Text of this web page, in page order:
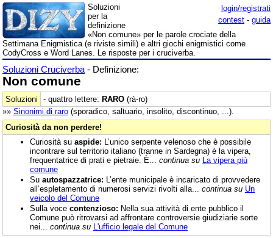
login/registrati
contest - guida
Soluzioni
per la
definizione
«Non comune» per le parole crociate della
Settimana Enigmistica (e riviste simili) e altri giochi enigmistici come
CodyCross e Word Lanes. Le risposte per i cruciverba.
Soluzioni Cruciverba - Definizione:
Non comune
Soluzioni - quattro lettere: RARO (rà-ro)
»» Sinonimi di raro (sporadico, saltuario, insolito, discontinuo, ...).
Curiosità da non perdere!
Curiosità su aspide: L’unico serpente velenoso che è possibile
incontrare sul territorio italiano (tranne in Sardegna) è la vipera,
frequentatrice di prati e pietraie. È... continua su La vipera più
comune
Su autospazzatrice: L’ente municipale è incaricato di provvedere
all’espletamento di numerosi servizi rivolti alla... continua su Un
veicolo del Comune
Sulla voce contenzioso: Nella sua attività di ente pubblico il
Comune può ritrovarsi ad affrontare controversie giudiziarie sorte
nei... continua su L'ufficio legale del Comune